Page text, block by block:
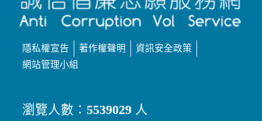
隱私權宣告 著作權聲明
資訊安全政策
網站管理小組
瀏覽人數： 5539029 人